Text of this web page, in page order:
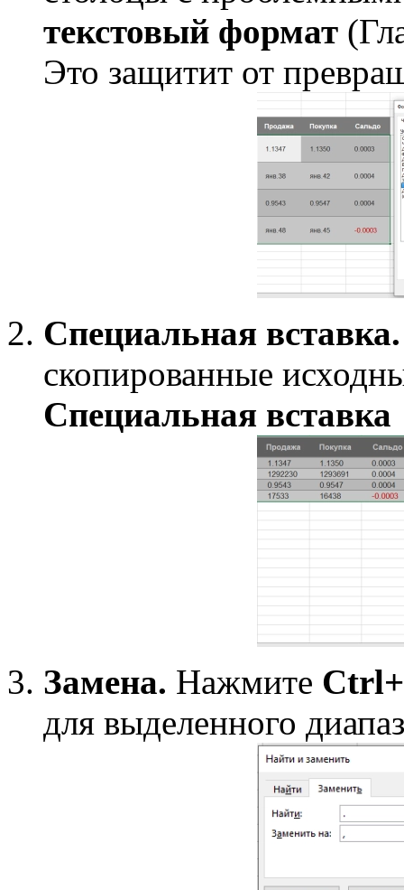
текстовый формат
Это защитит от
Специальная вставка.
скопированные
Специальная
Замена. Нажмите
для выделенного